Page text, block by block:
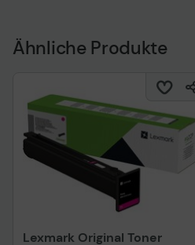
Ähnliche Produkte
Lexmark Original Toner